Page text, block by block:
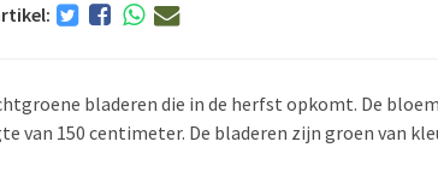
bladeren die in de herfst opkomt. De
van 150 centimeter. De bladeren zijn groen van